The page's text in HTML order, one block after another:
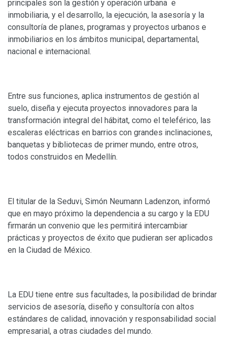
principales son la gestión y operación urbana e
inmobiliaria, y el desarrollo, la ejecución, la asesoría y la
consultoría de planes, programas y proyectos urbanos e
inmobiliarios en los ámbitos municipal, departamental,
nacional e internacional.
Entre sus funciones, aplica instrumentos de gestión al
suelo, diseña y ejecuta proyectos innovadores para la
transformación integral del hábitat, como el teleférico, las
escaleras eléctricas en barrios con grandes inclinaciones,
banquetas y bibliotecas de primer mundo, entre otros,
todos construidos en Medellín.
El titular de la Seduvi, Simón Neumann Ladenzon, informó
que en mayo próximo la dependencia a su cargo y la EDU
firmarán un convenio que les permitirá intercambiar
prácticas y proyectos de éxito que pudieran ser aplicados
en la Ciudad de México.
La EDU tiene entre sus facultades, la posibilidad de brindar
servicios de asesoría, diseño y consultoría con altos
estándares de calidad, innovación y responsabilidad social
empresarial, a otras ciudades del mundo.